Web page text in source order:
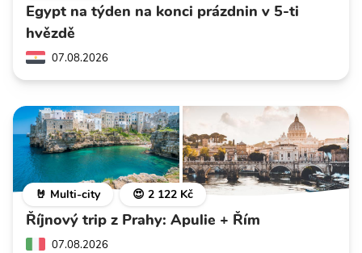
Egypt na týden na konci prázdnin v 5-ti
hvězdě
07.08.2026
🤘 Multi-city 😍 2 122 Kč
Říjnový trip z Prahy: Apulie + Řím
07.08.2026